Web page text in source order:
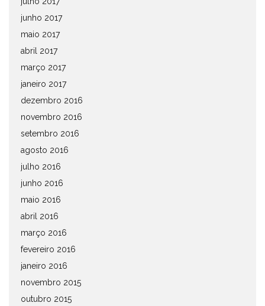
junho 2017
maio 2017
abril 2017
março 2017
janeiro 2017
dezembro 2016
novembro 2016
setembro 2016
agosto 2016
julho 2016
junho 2016
maio 2016
abril 2016
março 2016
fevereiro 2016
janeiro 2016
novembro 2015
outubro 2015